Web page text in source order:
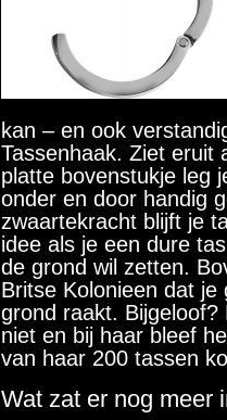
kan – en ook
Tassenhaak. Ziet eruit
platte bovenstukje leg
onder en door handig
zwaartekracht blijft je
idee als je een dure
de grond wil zetten.
Britse Kolonieen dat
grond raakt.
niet en bij haar bleef
van haar 200 tassen
Wat zat er nog meer